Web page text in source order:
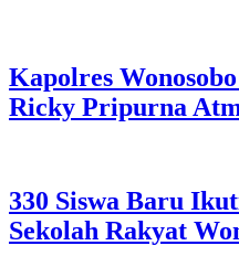
Kapolres
Ricky Pripurna
330 Siswa Baru
Sekolah Rakyat